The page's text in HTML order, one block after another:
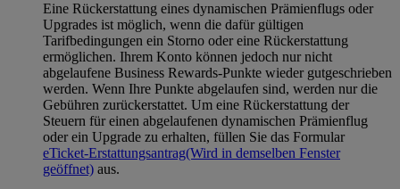
Eine Rückerstattung eines dynamischen Prämienflugs oder
Upgrades ist möglich, wenn die dafür gültigen
Tarifbedingungen ein Storno oder eine Rückerstattung
ermöglichen. Ihrem Konto können jedoch nur nicht
abgelaufene Business Rewards-Punkte wieder gutgeschrieben
werden. Wenn Ihre Punkte abgelaufen sind, werden nur die
Gebühren zurückerstattet. Um eine Rückerstattung der
Steuern für einen abgelaufenen dynamischen Prämienflug
oder ein Upgrade zu erhalten, füllen Sie das Formular
eTicket-Erstattungsantrag(Wird in demselben Fenster
geöffnet) aus.